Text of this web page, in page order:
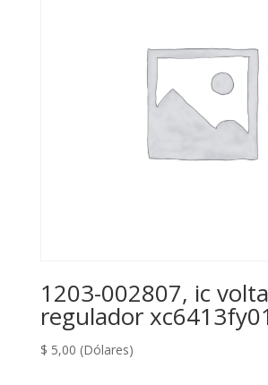
1203-002807, ic
regulador
$ 5,00 (Dólares)